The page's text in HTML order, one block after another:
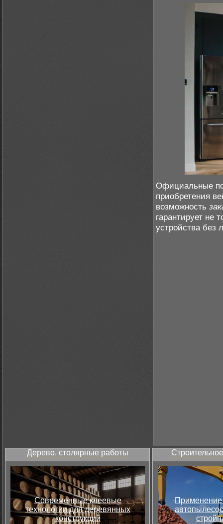
Официальные
приобретения
возможность
гарантирует не
устройства без
Дерево, столярные работы
Современные клеевые
технологии для деревянных
конструкций
Применение